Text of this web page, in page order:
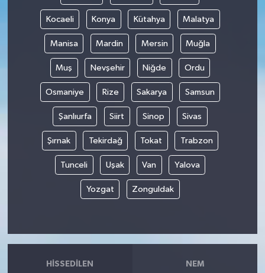
Kocaeli Konya Kütahya Malatya
Manisa Mardin Mersin Muğla
Muş Nevşehir Niğde Ordu
Osmaniye Rize Sakarya Samsun
Şanlıurfa Siirt Sinop Sivas
Şırnak Tekirdağ Tokat Trabzon
Tunceli Uşak Van Yalova
Yozgat Zonguldak
HISSEDILEN NEM